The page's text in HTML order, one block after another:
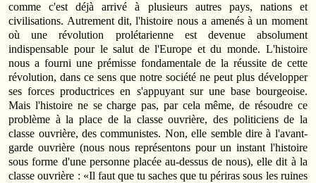
comme c'est déjà arrivé à plusieurs autres pays, nations et
civilisations. Autrement dit, l'histoire nous a amenés à un moment
où une révolution prolétarienne est devenue absolument
indispensable pour le salut de l'Europe et du monde. L'histoire
nous a fourni une prémisse fondamentale de la réussite de cette
révolution, dans ce sens que notre société ne peut plus développer
ses forces productrices en s'appuyant sur une base bourgeoise.
Mais l'histoire ne se charge pas, par cela même, de résoudre ce
problème à la place de la classe ouvrière, des politiciens de la
classe ouvrière, des communistes. Non, elle semble dire à l'avant-
garde ouvrière (nous nous représentons pour un instant l'histoire
sous forme d'une personne placée au-dessus de nous), elle dit à la
classe ouvrière : «Il faut que tu saches que tu périras sous les ruines